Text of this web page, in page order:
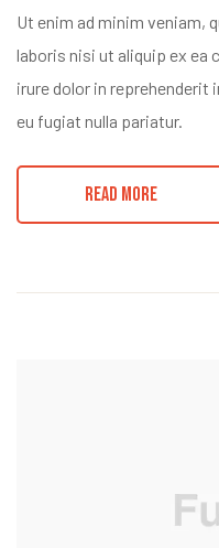
Ut enim ad minim veniam,
laboris nisi ut aliquip ex ea
irure dolor in
eu fugiat nulla pariatur.
READ MORE